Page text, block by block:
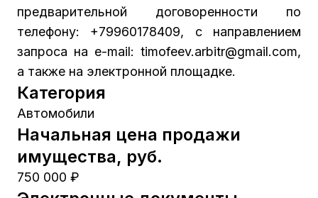
предварительной договоренности по
телефону: +79960178409, с направлением
запроса на е-mail: timofeev.arbitr@gmail.com,
а также на электронной площадке.
Категория
Автомобили
Начальная цена продажи
имущества, руб.
750 000 ₽